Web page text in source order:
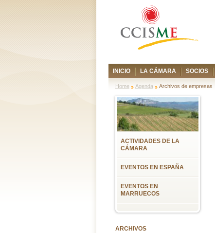
INICIO LA CÁMARA SOCIOS
Home Agenda Archivos de empresas
ACTIVIDADES DE LA
CÁMARA
EVENTOS EN ESPAÑA
EVENTOS EN
MARRUECOS
ARCHIVOS